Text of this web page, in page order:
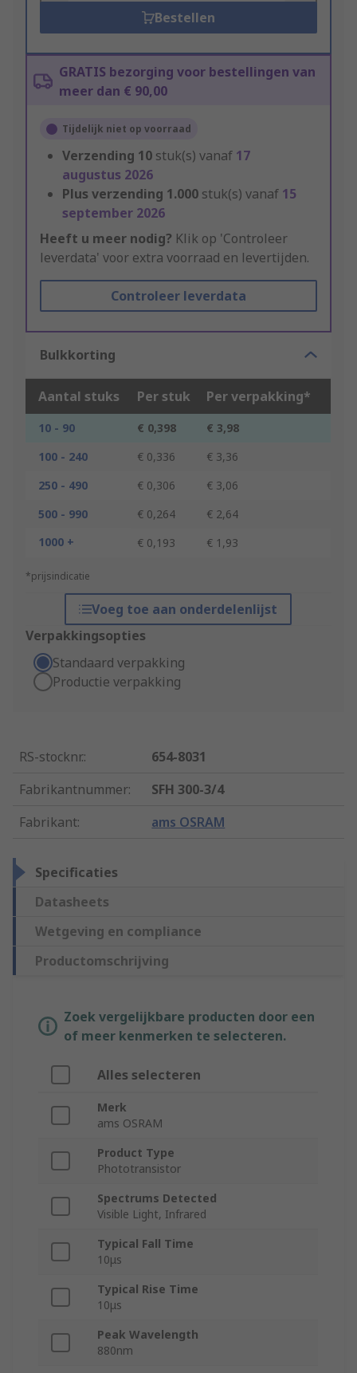
Bestellen
GRATIS bezorging voor bestellingen van
meer dan € 90,00
Tijdelijk niet op voorraad
Verzending 10 stuk(s) vanaf 17
augustus 2026
Plus verzending 1.000 stuk(s) vanaf 15
september 2026
Heeft u meer nodig? Klik op 'Controleer
leverdata' voor extra voorraad en levertijden.
Controleer leverdata
Bulkkorting
Aantal stuks Per stuk Per verpakking*
10 - 90 € 0,398
€ 3,98
100 - 240
€ 0,336
€ 3,36
250 - 490
€ 0,306
€ 3,06
500 - 990
€ 0,264
€ 2,64
1000 +
€ 0,193 € 1,93
*prijsindicatie
Voeg toe aan onderdelenlijst
Verpakkingsopties
Standaard verpakking
Productie verpakking
RS-stocknr.:
654-8031
Fabrikantnummer:
SFH 300-3/4
Fabrikant: ams OSRAM
Specificaties
Datasheets
Wetgeving en compliance
Productomschrijving
Zoek vergelijkbare producten door een
of meer kenmerken te selecteren.
Alles selecteren
Merk
ams OSRAM
Product Type
Phototransistor
Spectrums Detected
Visible Light, Infrared
Typical Fall Time
10μs
Typical Rise Time
10μs
Peak Wavelength
880nm